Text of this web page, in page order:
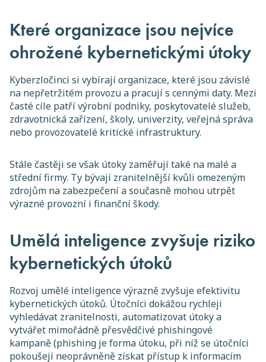
Které organizace jsou nejvíce
ohrožené kybernetickými útoky
Kyberzločinci si vybírají organizace, které jsou závislé
na nepřetržitém provozu a pracují s cennými daty. Mezi
časté cíle patří výrobní podniky, poskytovatelé služeb,
zdravotnická zařízení, školy, univerzity, veřejná správa
nebo provozovatelé kritické infrastruktury.
Stále častěji se však útoky zaměřují také na malé a
střední firmy. Ty bývají zranitelnější kvůli omezeným
zdrojům na zabezpečení a současně mohou utrpět
výrazné provozní i finanční škody.
Umělá inteligence zvyšuje riziko
kybernetických útoků
Rozvoj umělé inteligence výrazně zvyšuje efektivitu
kybernetických útoků. Útočníci dokážou rychleji
vyhledávat zranitelnosti, automatizovat útoky a
vytvářet mimořádně přesvědčivé phishingové
kampaně (phishing je forma útoku, při níž se útočníci
pokoušejí neoprávněně získat přístup k informacím